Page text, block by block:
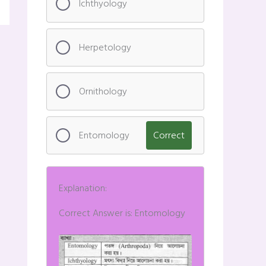
Ichthyology
Herpetology
Ornithology
Entomology Correct
Explanation:
Correct Answer is: Entomology